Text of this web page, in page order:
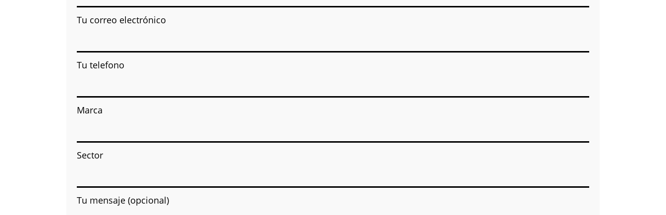
Tu correo electrónico
Tu telefono
Marca
Sector
Tu mensaje (opcional)